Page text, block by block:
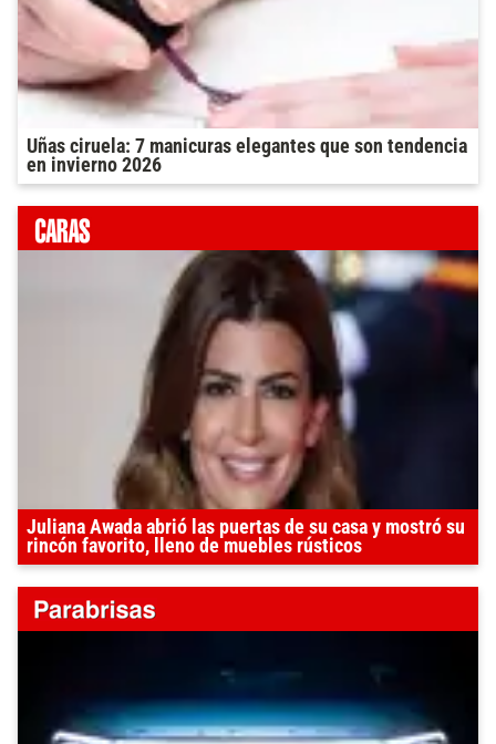
Uñas ciruela: 7 manicuras elegantes que son tendencia
en invierno 2026
Juliana Awada abrió las puertas de su casa y mostró su
rincón favorito, lleno de muebles rústicos